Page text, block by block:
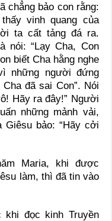
chẳng bảo con rằng:
vinh quang của
ta cất tảng đá ra.
nói: “Lạy Cha, Con
biết Cha hằng nghe
những người đứng
đã sai Con”. Nói
Hãy ra đây!” Người
những mảnh vải,
Giêsu bảo: “Hãy cởi
Maria, khi được
làm, thì đã tin vào
khi đọc kinh Truyền